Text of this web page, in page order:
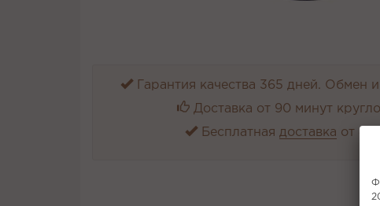
Гарантия качества 365 дней. Обмен
Доставка от 90 минут
Бесплатная доставка от